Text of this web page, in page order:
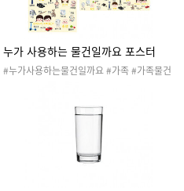
누가 사용하는 물건일까요 포스터
#누가사용하는물건일까요 #가족 #가족물건
언니 #오빠 #누나 #형 #나 #동생 #아기 #포
스터 #벽보 #나와가족포스터 #나와가족벽보
#교구재 #20260504가족2